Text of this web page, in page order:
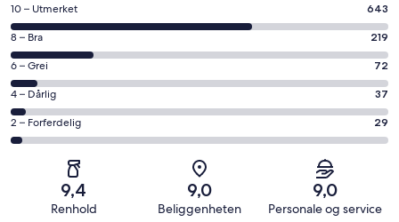
Rangering
på
10
−
Utmerket.
643
av
totalt
anmeldelser.
10 – Utmerket 643
Rangering
på
8
−
Bra.
219
anmeldelser.
8 – Bra 219
Rangering
på
6
−
Grei.
6 – Grei 72
Rangering
på
4
4 – Dårlig 37
Rangering
på
Forferdelig.
2 – Forferdelig 29
9,4
Renhold
9,0
Beliggenheten
9,0
Personale og service